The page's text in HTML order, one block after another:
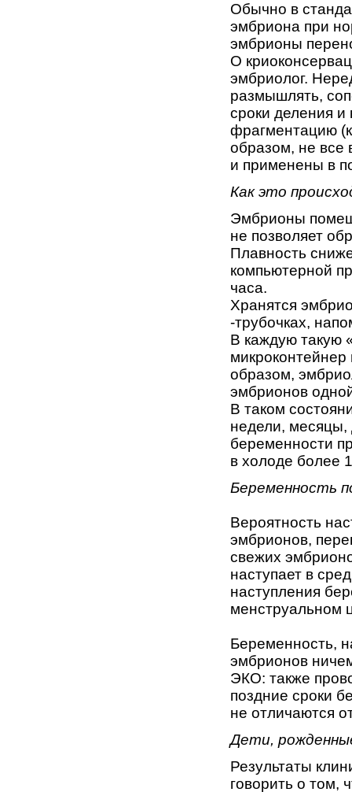
Обычно в
эмбриона при
эмбрионы
О
эмбриолог.
размышлять,
сроки деления и
фрагментацию
образом, не
и применены в
Как это
Эмбрионы
не позволяет
Плавность
компьютерной
часа.
Хранятся
-трубочках,
В каждую такую
образом,
эмбрионов
В таком
недели, месяцы,
беременности
в холоде более
Беременность
Вероятность
эмбрионов,
свежих
наступает в
наступления
менструальном
Беременность,
эмбрионов
ЭКО: также
поздние сроки
не отличаются
Дети,
Результаты
говорить о том,